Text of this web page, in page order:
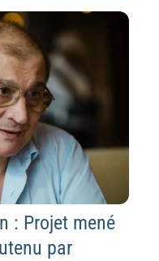
: Projet mené
par